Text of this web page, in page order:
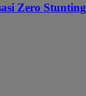
Zero Stunting